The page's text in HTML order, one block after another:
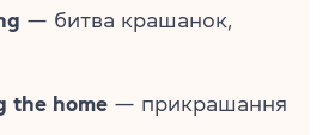
— битва крашанок,
the home — прикрашання